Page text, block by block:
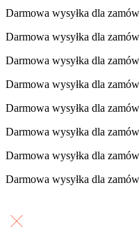
Darmowa wysyłka dla
Darmowa wysyłka dla
Darmowa wysyłka dla
Darmowa wysyłka dla
Darmowa wysyłka dla
Darmowa wysyłka dla
Darmowa wysyłka dla
Darmowa wysyłka dla